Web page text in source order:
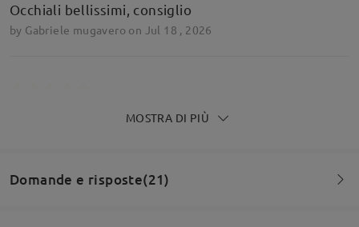
Occhiali bellissimi, consiglio
by Gabriele mugavero on Jul 18 , 2026
Attenzione a non perdere la clip on perche non le
bynicolaon Jun 20 , 2026
MOSTRA DI PIÙ
Domande e risposte(21)